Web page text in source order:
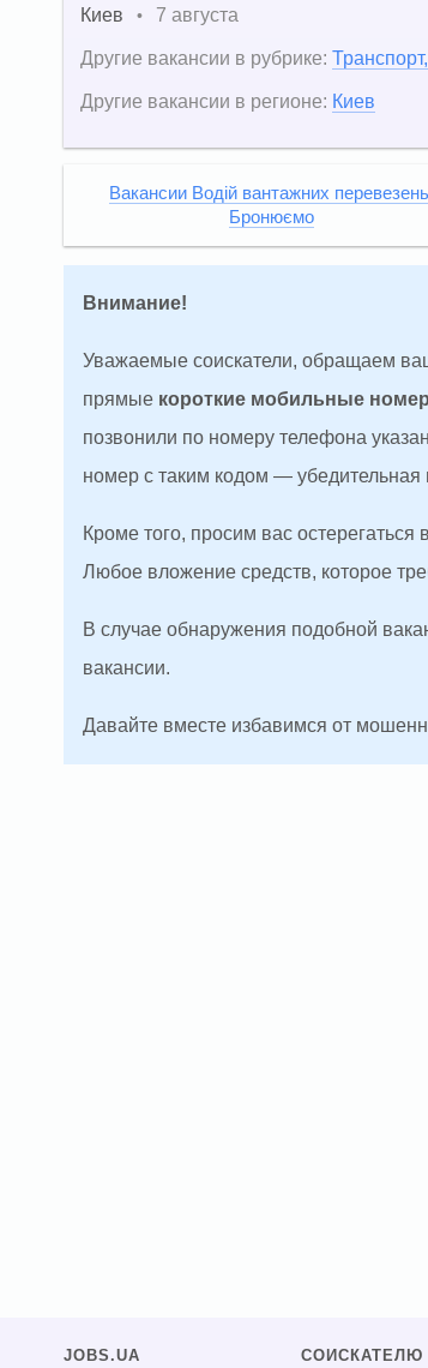
Киев
•
7 августа
Другие вакансии в рубрике:
Другие вакансии в регионе: Киев
Вакансии Водій вантажних
Бронюємо
Внимание!
Уважаемые соискатели, обращаем
прямые короткие мобильные
позвонили по номеру телефона
номер с таким кодом — убедительная
Кроме того, просим вас остерегаться
Любое вложение средств, которое
В случае обнаружения подобной
вакансии.
Давайте вместе избавимся от
JOBS.UA СОИСКАТЕЛЮ